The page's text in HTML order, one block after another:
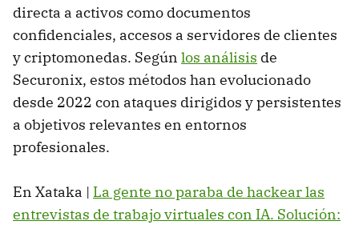
directa a activos como documentos
confidenciales, accesos a servidores de clientes
y criptomonedas. Según los análisis de
Securonix, estos métodos han evolucionado
desde 2022 con ataques dirigidos y persistentes
a objetivos relevantes en entornos
profesionales.
En Xataka | La gente no paraba de hackear las
entrevistas de trabajo virtuales con IA. Solución: